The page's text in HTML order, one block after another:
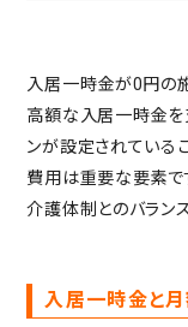
入居一時金が0円の
高額な入居一時金を
ンが設定されている
費用は重要な要素で
介護体制とのバラン
入居一時金と